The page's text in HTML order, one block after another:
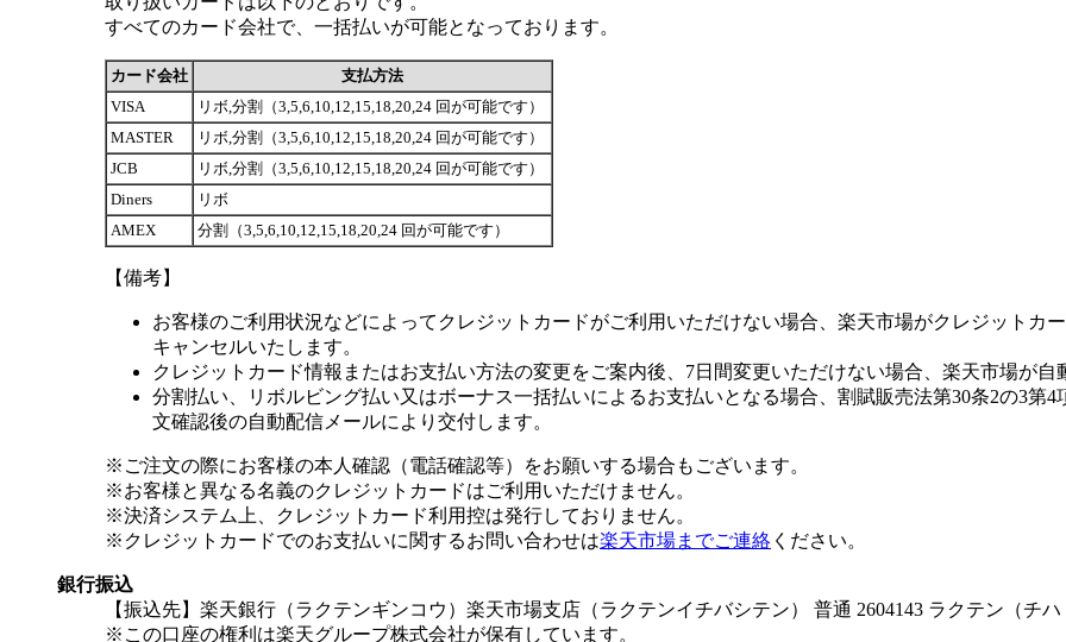
すべてのカード会社で、一括払いが可能となっております。
カード会社
支払方法
VISA
リボ,分割（3,5,6,10,12,15,18,20,24 回が可能です）
MASTER
リボ,分割（3,5,6,10,12,15,18,20,24 回が可能です）
JCB
リボ,分割（3,5,6,10,12,15,18,20,24 回が可能です）
Diners
リボ
AMEX
分割（3,5,6,10,12,15,18,20,24 回が可能です）
【備考】
お客様のご利用状況などによってクレジットカードがご利用いただけない場合、楽天市場がクレジットカ
キャンセルいたします。
クレジットカード情報またはお支払い方法の変更をご案内後、7日間変更いただけない場合、楽天市場が
分割払い、リボルビング払い又はボーナス一括払いによるお支払いとなる場合、割賦販売法第30条2の3第
文確認後の自動配信メールにより交付します。
※ご注文の際にお客様の本人確認（電話確認等）をお願いする場合もございます。
※お客様と異なる名義のクレジットカードはご利用いただけません。
※決済システム上、クレジットカード利用控は発行しておりません。
※クレジットカードでのお支払いに関するお問い合わせは楽天市場までご連絡 ください。
銀行振込
【振込先】楽天銀行（ラクテンギンコウ）楽天市場支店（ラクテンイチバシテン） 普通 2604143 ラクテン（チ
※この口座の権利は楽天グループ株式会社が保有しています。